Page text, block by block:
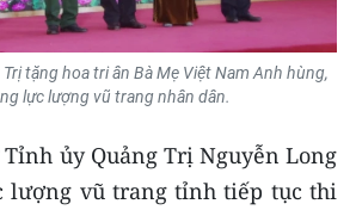
- Công nghệ
tặng hoa tri ân Bà Mẹ Việt Nam Anh hùng,
lực lượng vũ trang nhân dân.
ủy Quảng Trị Nguyễn Long
lượng vũ trang tỉnh tiếp tục thi